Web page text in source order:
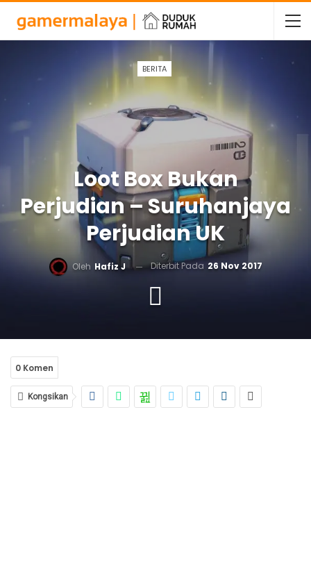
BERITA
Loot Box Bukan
Perjudian – Suruhanjaya
Perjudian UK
Oleh Hafiz J Diterbit Pada 26 Nov 2017
0 Komen
Kongsikan